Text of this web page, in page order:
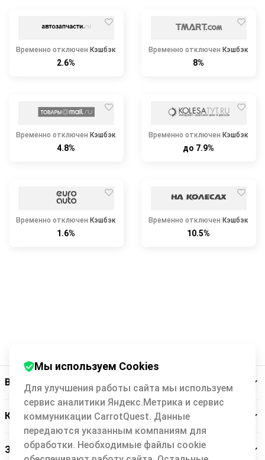
Временно отключен Кэшбэк
2.6%
Временно отключен Кэшбэк
8%
Временно отключен Кэшбэк
4.8%
Временно отключен Кэшбэк
до 7.9%
Временно отключен Кэшбэк
1.6%
Временно отключен Кэшбэк
10.5%
Backit
Кэшбэк-сервис
Заботимся о вас
Мы используем Cookies
Для улучшения работы сайта мы используем
сервис аналитики Яндекс.Метрика и сервис
коммуникации CarrotQuest. Данные
передаются указанным компаниям для
обработки. Необходимые файлы cookie